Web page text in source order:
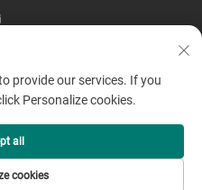
2025 από την Zhejiang
-Πολιτική Απορρήτου
provide our services. If you
Personalize cookies.
cookies
all